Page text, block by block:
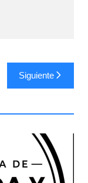
Siguiente